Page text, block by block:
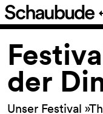
Spielplan
der
Unser Festival